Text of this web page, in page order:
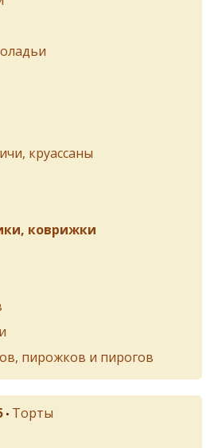
круассаны
коврижки
пирожков и пирогов
• Торты